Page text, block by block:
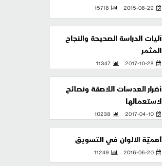
2015-08-29
15718
آليات الدراسة الصحيحة والنجاح
المثمر
2017-10-28
11347
أضرار العدسات اللاصقة ونصائح
لاستعمالها
2017-04-10
10238
أهميّة الألوان في التسويق
2016-06-20
11249